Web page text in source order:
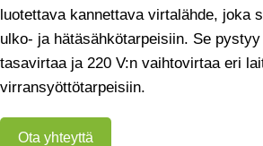
luotettava kannettava virtalähde, joka
ulko- ja hätäsähkötarpeisiin. Se
tasavirtaa ja 220 V:n vaihtovirtaa eri
virransyöttötarpeisiin.
Ota yhteyttä